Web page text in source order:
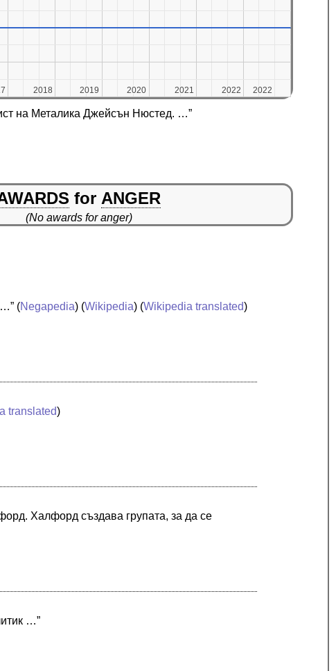
2018
2018 2019
2019 2020
2020 2021
2021 2022
2022 2022
2022
на Металика Джейсън Нюстед. …”
for ANGER
(No awards for anger)
(Negapedia) (Wikipedia) (Wikipedia translated)
translated)
Халфорд създава групата, за да се
…”